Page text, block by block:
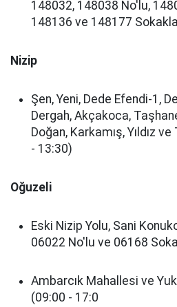
148032, 148038 No'lu,
148136 ve 148177
Nizip
Şen, Yeni, Dede Efendi-1,
Dergah, Akçakoca,
Doğan, Karkamış, Yıldız
- 13:30)
Oğuzeli
Eski Nizip Yolu, Sani
06022 No'lu ve 06168
Ambarcık Mahallesi ve
(09:00 - 17:0